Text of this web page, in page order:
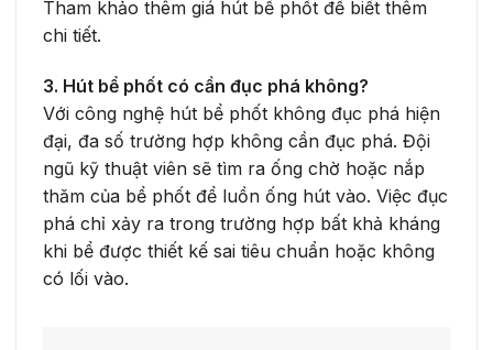
Tham khảo thêm giá hút bể phốt để biết thêm
chi tiết.
3. Hút bể phốt có cần đục phá không?
Với công nghệ hút bể phốt không đục phá hiện
đại, đa số trường hợp không cần đục phá. Đội
ngũ kỹ thuật viên sẽ tìm ra ống chờ hoặc nắp
thăm của bể phốt để luồn ống hút vào. Việc đục
phá chỉ xảy ra trong trường hợp bất khả kháng
khi bể được thiết kế sai tiêu chuẩn hoặc không
có lối vào.